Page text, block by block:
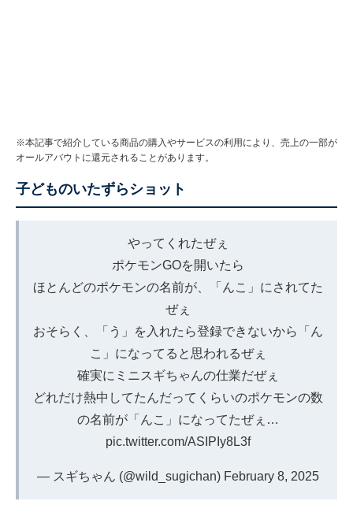
※本記事で紹介している商品の購入やサービスの利用により、売上の一部が
オールアバウトに還元されることがあります。
子どものいたずらショット
やってくれたぜぇ
ポケモンGOを開いたら
ほとんどのポケモンの名前が、「んこ」にされてた
ぜぇ
おそらく、「う」を入れたら登録できないから「ん
こ」になってると思われるぜぇ
確実にミニスギちゃんの仕業だぜぇ
どれだけ熱中してたんだってくらいのポケモンの数
の名前が「んこ」になってたぜぇ…
pic.twitter.com/ASIPIy8L3f
— スギちゃん (@wild_sugichan) February 8, 2025